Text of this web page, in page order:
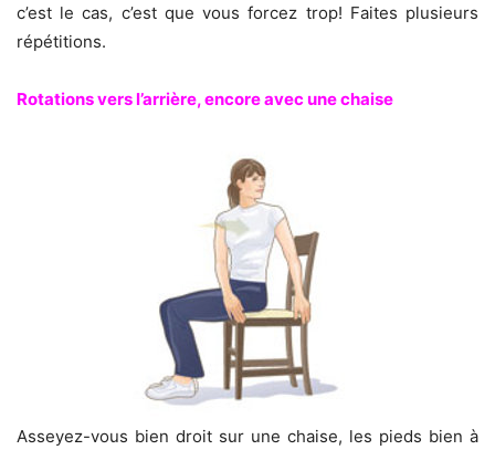
c’est le cas, c’est que vous forcez trop! Faites plusieurs
répétitions.
Rotations vers l’arrière, encore avec une chaise
Asseyez-vous bien droit sur une chaise, les pieds bien à